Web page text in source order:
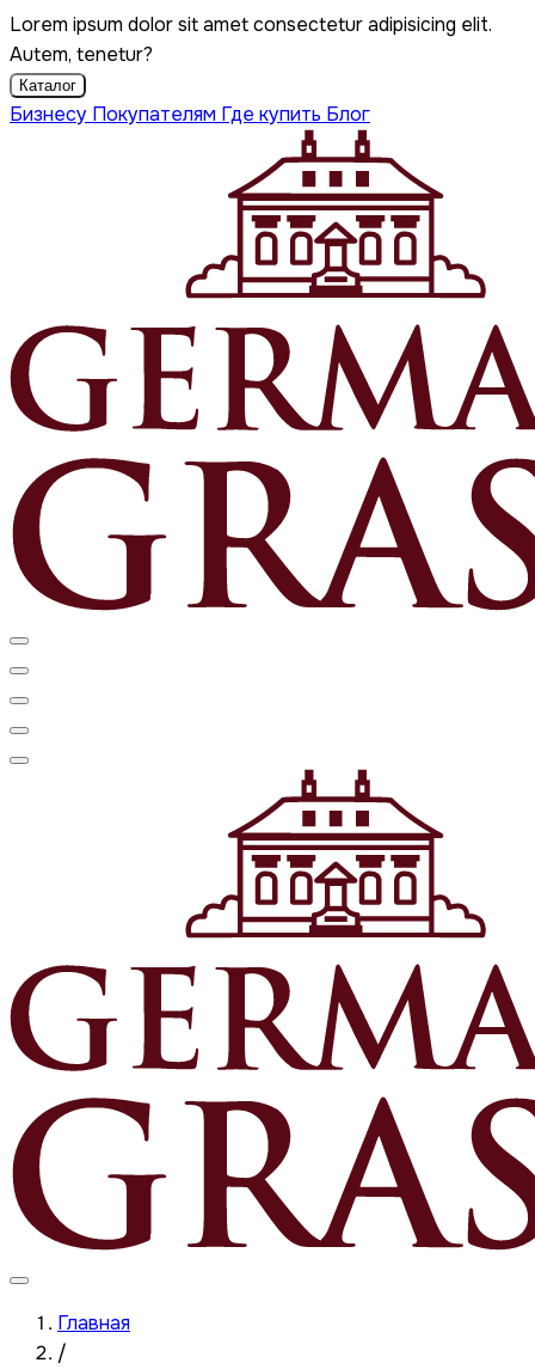
Lorem ipsum dolor sit amet consectetur adipisicing elit.
Autem, tenetur?
Каталог
Бизнесу Покупателям Где купить Блог
Главная
/